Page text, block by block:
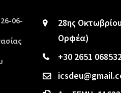
06-
28ης
Ορφέα)
+30 2651